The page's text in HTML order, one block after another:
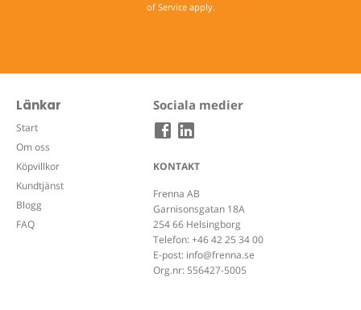
of Serviceapply.
Länkar
Start
Om oss
Köpvillkor
Kundtjänst
Blogg
FAQ
Sociala medier
KONTAKT
Frenna AB
Garnisonsgatan 18A
254 66 Helsingborg
Telefon:+46 42 25 34 00
E-post: info@frenna.se
Org.nr: 556427-5005